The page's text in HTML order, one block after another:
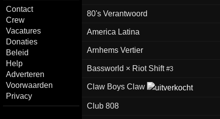
Contact
Crew
Vacatures
Donaties
Beleid
Help
Adverteren
Voorwaarden
Privacy
80's Verantwoord
America Latina
Arnhems Vertier
Bassworld × Riot Shift #3
Claw Boys Claw
Club 808